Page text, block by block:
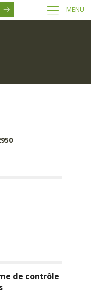
MENU
de contrôle